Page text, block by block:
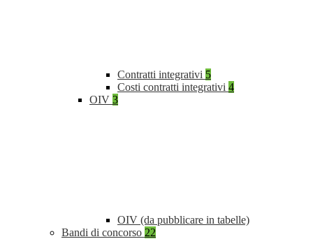
Contratti integrativi 5
Costi contratti integrativi 4
OIV 3
OIV (da pubblicare in tabelle)
Bandi di concorso 22